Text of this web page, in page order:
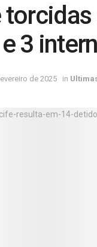
3
de 2025 in